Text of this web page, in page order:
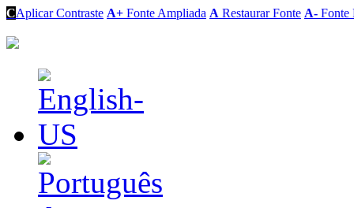
CAplicar Contraste A+ Fonte Ampliada A Restaurar Fonte A- Fonte